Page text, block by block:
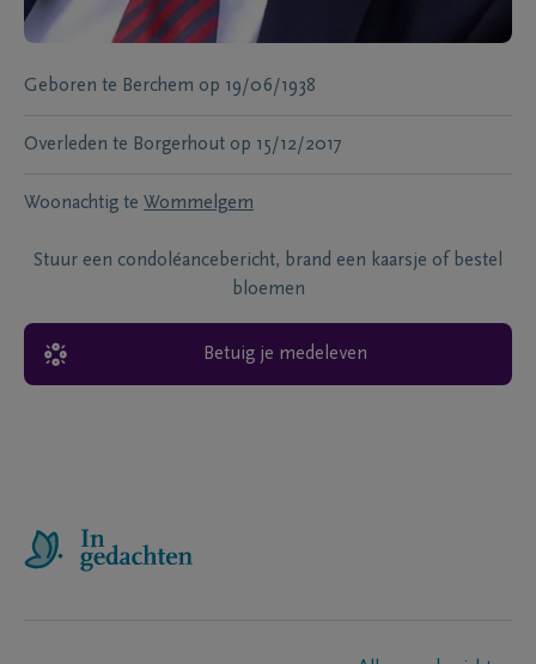
Geboren te Berchem op 19/06/1938
Overleden te Borgerhout op 15/12/2017
Woonachtig te Wommelgem
Stuur een condoléancebericht, brand een kaarsje of bestel
bloemen
Betuig je medeleven